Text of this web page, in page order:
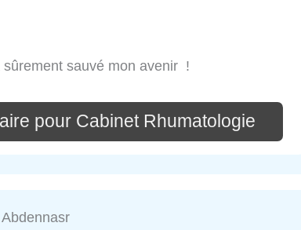
sauvé mon avenir !
pour Cabinet Rhumatologie